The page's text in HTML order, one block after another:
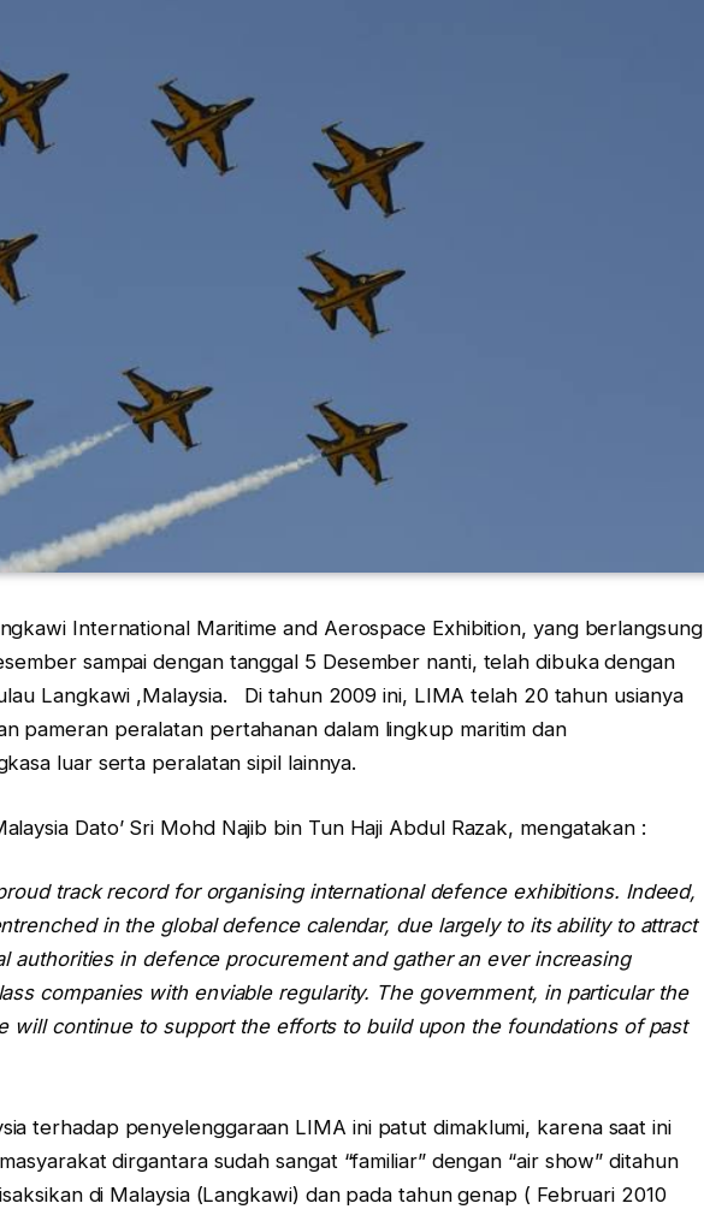
International Maritime and Aerospace Exhibition, yang berlangsung
sampai dengan tanggal 5 Desember nanti, telah dibuka dengan
Langkawi ,Malaysia. Di tahun 2009 ini, LIMA telah 20 tahun usianya
pameran peralatan pertahanan dalam lingkup maritim dan
luar serta peralatan sipil lainnya.
Dato’ Sri Mohd Najib bin Tun Haji Abdul Razak, mengatakan :
track record for organising international defence exhibitions. Indeed,
in the global defence calendar, due largely to its ability to attract
authorities in defence procurement and gather an ever increasing
companies with enviable regularity. The government, in particular the
will continue to support the efforts to build upon the foundations of past
terhadap penyelenggaraan LIMA ini patut dimaklumi, karena saat ini
dirgantara sudah sangat “familiar” dengan “air show” ditahun
di Malaysia (Langkawi) dan pada tahun genap ( Februari 2010